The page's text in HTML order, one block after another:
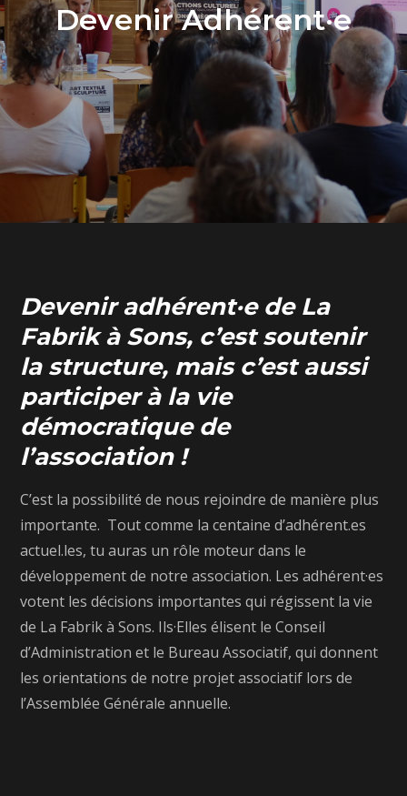
Devenir Adhérent·e
Devenir adhérent·e de La
Fabrik à Sons, c’est soutenir
la structure, mais c’est aussi
participer à la vie
démocratique de
l’association !
C’est la possibilité de nous rejoindre de manière plus
importante. Tout comme la centaine d’adhérent.es
actuel.les, tu auras un rôle moteur dans le
développement de notre association. Les adhérent·es
votent les décisions importantes qui régissent la vie
de La Fabrik à Sons. Ils·Elles élisent le Conseil
d’Administration et le Bureau Associatif, qui donnent
les orientations de notre projet associatif lors de
l’Assemblée Générale annuelle.